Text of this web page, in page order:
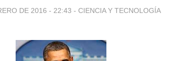
DE 2016 - 22:43 - CIENCIA Y TECNOLOGÍA